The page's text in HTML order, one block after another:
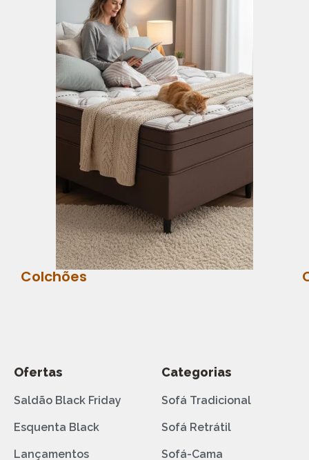
Colchões
Ofertas
Saldão Black Friday
Esquenta Black
Lançamentos
Categorias
Sofá Tradicional
Sofá Retrátil
Sofá-Cama